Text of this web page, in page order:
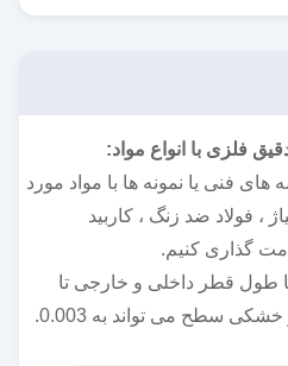
فلزی با انواع مواد:
های فنی یا نمونه ها با مواد مورد
، فولاد ضد زنگ ، کاربید
گذاری کنیم.
طول قطر داخلی و خارجی تا